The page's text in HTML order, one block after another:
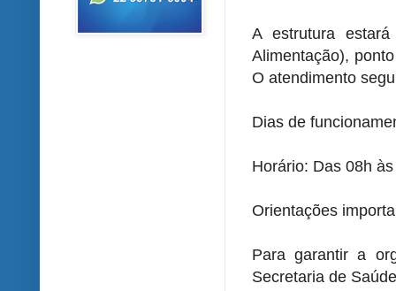
A estrutura
Alimentação),
O atendimento
Dias de
Horário: Das 08h
Orientações
Para garantir a
Secretaria de